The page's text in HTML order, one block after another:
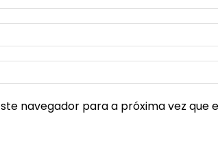
navegador para a próxima vez que